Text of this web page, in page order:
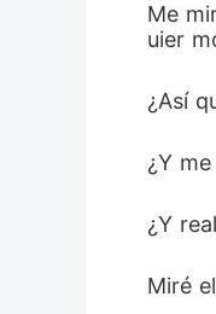
Me
uier
¿Así
¿Y
¿Y
Miré